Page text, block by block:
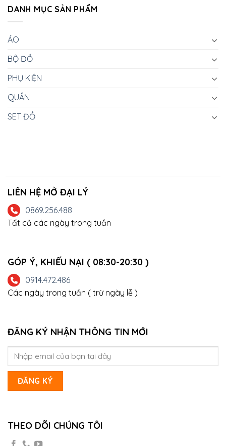
DANH MỤC SẢN PHẨM
ÁO
BỘ ĐỒ
PHỤ KIỆN
QUẦN
SET ĐỒ
LIÊN HỆ MỞ ĐẠI LÝ
0869.256.488
Tất cả các ngày trong tuần
GÓP Ý, KHIẾU NẠI ( 08:30-20:30 )
0914.472.486
Các ngày trong tuần ( trừ ngày lễ )
ĐĂNG KÝ NHẬN THÔNG TIN MỚI
THEO DÕI CHÚNG TÔI